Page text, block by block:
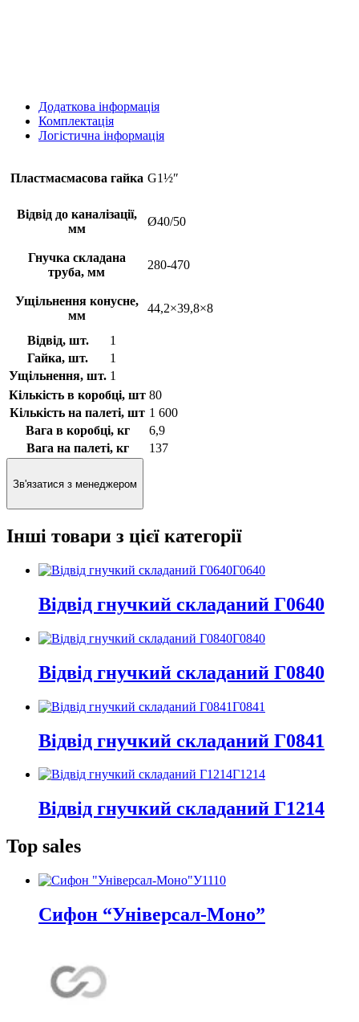
Додаткова інформація
Комплектація
Логістична інформація
Пластмасмасова гайка G1½ʺ
Відвід до каналізації,
мм
Ø40/50
Гнучка складана
труба, мм
280-470
Ущільнення конусне,
мм
44,2×39,8×8
Відвід, шт.
1
Гайка, шт.
1
Ущільнення, шт. 1
Кількість в коробці, шт 80
Кількість на палеті, шт 1 600
Вага в коробці, кг
6,9
Вага на палеті, кг
137
Зв'язатися з менеджером
Інші товари з цієї категорії
Г0640
Відвід гнучкий складаний Г0640
Г0840
Відвід гнучкий складаний Г0840
Г0841
Відвід гнучкий складаний Г0841
Г1214
Відвід гнучкий складаний Г1214
Top sales
У1110
Сифон “Універсал-Моно”